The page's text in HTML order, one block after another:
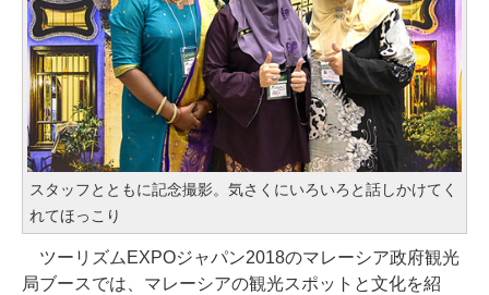
スタッフとともに記念撮影。気さくにいろいろと話しかけてく
れてほっこり
ツーリズムEXPOジャパン2018のマレーシア政府観光
局ブースでは、マレーシアの観光スポットと文化を紹